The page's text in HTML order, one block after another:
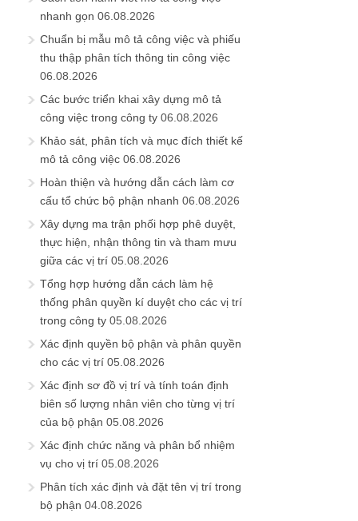
nhanh gọn 06.08.2026
Chuẩn bị mẫu mô tả công việc và phiếu
thu thập phân tích thông tin công việc
06.08.2026
Các bước triển khai xây dựng mô tả
công việc trong công ty 06.08.2026
Khảo sát, phân tích và mục đích thiết kế
mô tả công việc 06.08.2026
Hoàn thiện và hướng dẫn cách làm cơ
cấu tổ chức bộ phận nhanh 06.08.2026
Xây dựng ma trận phối hợp phê duyệt,
thực hiện, nhận thông tin và tham mưu
giữa các vị trí 05.08.2026
Tổng hợp hướng dẫn cách làm hệ
thống phân quyền kí duyệt cho các vị trí
trong công ty 05.08.2026
Xác định quyền bộ phận và phân quyền
cho các vị trí 05.08.2026
Xác định sơ đồ vị trí và tính toán định
biên số lượng nhân viên cho từng vị trí
của bộ phận 05.08.2026
Xác định chức năng và phân bổ nhiệm
vụ cho vị trí 05.08.2026
Phân tích xác định và đặt tên vị trí trong
bộ phận 04.08.2026